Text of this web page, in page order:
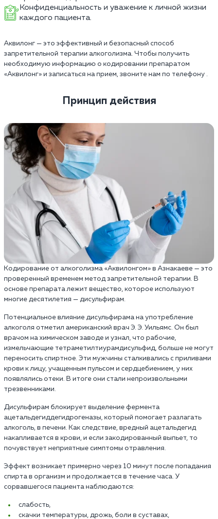
Конфиденциальность и уважение к личной жизни
каждого пациента.
Аквилонг — это эффективный и безопасный способ
запретительной терапии алкоголизма. Чтобы получить
необходимую информацию о кодировании препаратом
«Аквилонг» и записаться на прием, звоните нам по телефону .
Принцип действия
Кодирование от алкоголизма «Аквилонгом» в Азнакаеве — это
проверенный временем метод запретительной терапии. В
основе препарата лежит вещество, которое используют
многие десятилетия — дисульфирам.
Потенциальное влияние дисульфирама на употребление
алкоголя отметил американский врач Э. Э. Уильямс. Он был
врачом на химическом заводе и узнал, что рабочие,
измельчающие тетраметилтиурамдисульфид, больше не могут
переносить спиртное. Эти мужчины сталкивались с приливами
крови к лицу, учащенным пульсом и сердцебиением, у них
появлялись отеки. В итоге они стали непроизвольными
трезвенниками.
Дисульфирам блокирует выделение фермента
ацетальдегиддегидрогеназы, который помогает разлагать
алкоголь, в печени. Как следствие, вредный ацетальдегид
накапливается в крови, и если закодированный выпьет, то
почувствует неприятные симптомы отравления.
Эффект возникает примерно через 10 минут после попадания
спирта в организм и продолжается в течение часа. У
сорвавшегося пациента наблюдаются:
слабость,
скачки температуры, дрожь, боли в суставах,